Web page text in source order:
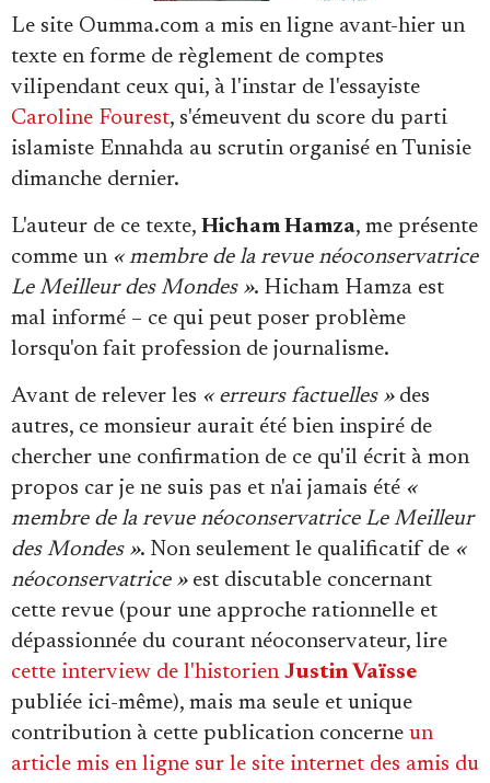
Le site Oumma.com a mis en ligne avant-hier un
texte en forme de règlement de comptes
vilipendant ceux qui, à l'instar de l'essayiste
Caroline Fourest, s'émeuvent du score du parti
islamiste Ennahda au scrutin organisé en Tunisie
dimanche dernier.
L'auteur de ce texte, Hicham Hamza, me présente
comme un « membre de la revue néoconservatrice
Le Meilleur des Mondes ». Hicham Hamza est
mal informé – ce qui peut poser problème
lorsqu'on fait profession de journalisme.
Avant de relever les « erreurs factuelles »des
autres, ce monsieur aurait été bien inspiré de
chercher une confirmation de ce qu'il écrit à mon
propos car je ne suis pas et n'ai jamais été «
membre de la revue néoconservatrice Le Meilleur
des Mondes ». Non seulement le qualificatif de «
néoconservatrice »est discutable concernant
cette revue (pour une approche rationnelle et
dépassionnée du courant néoconservateur, lire
cette interview de l'historien Justin Vaïsse
publiée ici-même), mais ma seule et unique
contribution à cette publication concerne un
article mis en ligne sur le site internet des amis du